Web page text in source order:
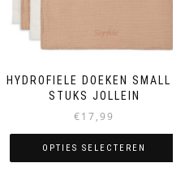
HYDROFIELE DOEKEN SMALL 4
STUKS JOLLEIN
€17,99
OPTIES SELECTEREN